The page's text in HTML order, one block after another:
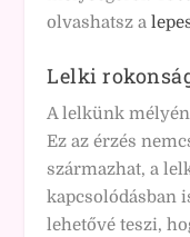
olvashatsz a
Lelki
A lelkünk
Ez az érzés
származhat, a
kapcsolódásban
lehetővé teszi,